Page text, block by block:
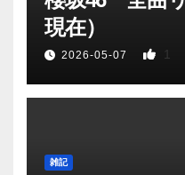
現在）
2026-05-07 1
雑記